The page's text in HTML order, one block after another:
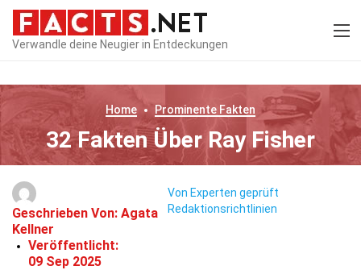
Verwandle deine Neugier in Entdeckungen
Home Prominente Fakten
32 Fakten Über Ray Fisher
Geschrieben Von: Agata
Kellner
Veröffentlicht:
09 Sep 2025
Von Experten geprüft
Redaktionsrichtlinien